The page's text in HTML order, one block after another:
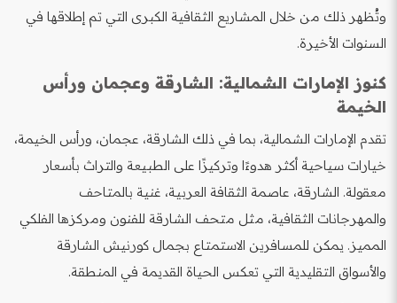
وتُظهر ذلك من خلال المشاريع الثقافية الكبرى التي تم إطلاقها في
السنوات الأخيرة.
كنوز الإمارات الشمالية: الشارقة وعجمان ورأس
الخيمة
تقدم الإمارات الشمالية، بما في ذلك الشارقة، عجمان، ورأس الخيمة،
خيارات سياحية أكثر هدوءًا وتركيزًا على الطبيعة والتراث بأسعار
معقولة. الشارقة، عاصمة الثقافة العربية، غنية بالمتاحف
والمهرجانات الثقافية، مثل متحف الشارقة للفنون ومركزها الفلكي
المميز. يمكن للمسافرين الاستمتاع بجمال كورنيش الشارقة
والأسواق التقليدية التي تعكس الحياة القديمة في المنطقة.